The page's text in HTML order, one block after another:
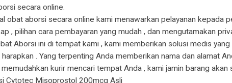
secara online.
obat aborsi secara online kami menawarkan pelayanan kepada
, pilihan cara pembayaran yang mudah , dan mengutamakan
Aborsi ini di tempat kami , kami memberikan solusi medis
. Yang terpenting Anda memberikan nama dan alamat
kurir mencari tempat Anda , kami jamin barang akan
Cytotec Misoprostol 200mcg Asli